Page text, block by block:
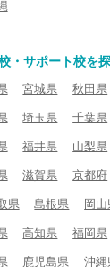
・サポート校を
宮城県 秋田県
埼玉県 千葉県
福井県 山梨県
滋賀県 京都府
県 島根県 岡山
高知県 福岡県
鹿児島県 沖縄